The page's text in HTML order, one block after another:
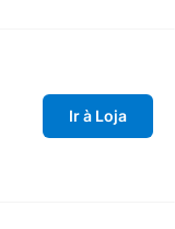
Ir à Loja